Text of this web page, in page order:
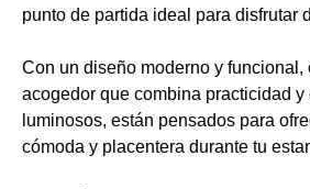
punto de partida ideal para disfrutar
Con un diseño moderno y funcional,
acogedor que combina practicidad
luminosos, están pensados para
cómoda y placentera durante tu